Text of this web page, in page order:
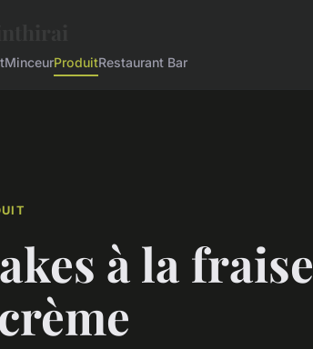
MinceurProduitRestaurant Bar
à la fraise